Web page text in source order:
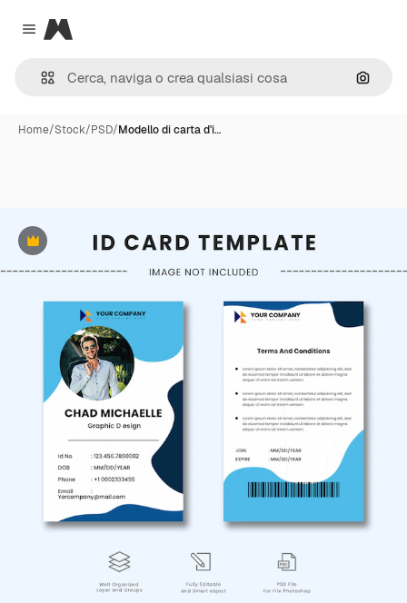
Close menu
Magnific
Cerca
Home/Stock/PSD/Modello di carta d'i…
Premium